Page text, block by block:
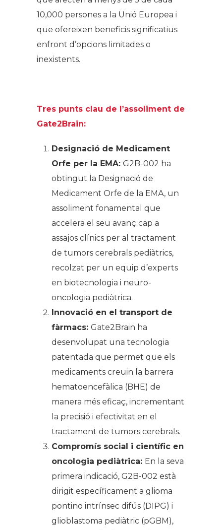
10,000 persones a la Unió Europea i
que ofereixen beneficis significatius
enfront d’opcions limitades o
inexistents.
Tres punts clau de l’assoliment de
Gate2Brain:
Designació de Medicament
Orfe per la EMA: G2B-002 ha
obtingut la Designació de
Medicament Orfe de la EMA, un
assoliment fonamental que
accelera el seu avanç cap a
assajos clínics per al tractament
de tumors cerebrals pediàtrics,
recolzat per un equip d’experts
en biotecnologia i neuro-
oncologia pediàtrica.
Innovació en el transport de
fàrmacs: Gate2Brain ha
desenvolupat una tecnologia
patentada que permet que els
medicaments creuin la barrera
hematoencefàlica (BHE) de
manera més eficaç, incrementant
la precisió i efectivitat en el
tractament de tumors cerebrals.
Compromís social i científic en
oncologia pediàtrica: En la seva
primera indicació, G2B-002 està
dirigit específicament a glioma
pontino intrínsec difús (DIPG) i
glioblastoma pediàtric (pGBM),